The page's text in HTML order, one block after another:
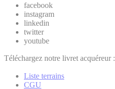
facebook
instagram
linkedin
twitter
youtube
Téléchargez notre livret acquéreur :
Liste terrains
CGU